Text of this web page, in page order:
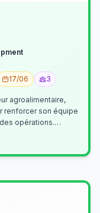
17/06 3
agroalimentaire,
renforcer son équipe
opérations.